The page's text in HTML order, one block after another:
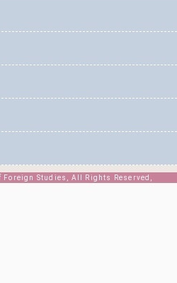
Studies, All Rights Reserved,